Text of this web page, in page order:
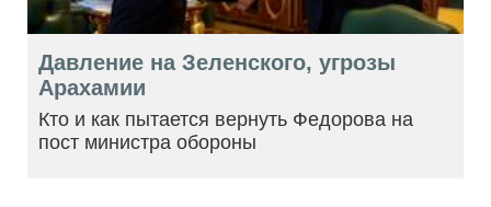
Давление на Зеленского, угрозы
Арахамии
Кто и как пытается вернуть Федорова на
пост министра обороны